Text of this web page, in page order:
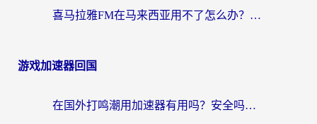
喜马拉雅FM在马来西亚用不了怎么办？海外华人亲测有效的回国加速指南
游戏加速器回国
在国外打鸣潮用加速器有用吗？安全吗？海外玩家国服游戏加速全指南